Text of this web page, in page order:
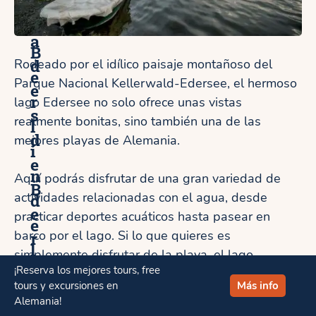
¡Reserva los mejores tours, free
tours y excursiones en
Alemania!
Más info
n
í
a
d
e
s
d
e
B
e
r
l
í
l
B
e
r
l
í
n
d
e
l
n
a
Rodeado por el idílico paisaje montañoso del
Parque Nacional Kellerwald-Edersee, el hermoso
lago Edersee no solo ofrece unas vistas
realmente bonitas, sino también una de las
mejores playas de Alemania.
Aquí podrás disfrutar de una gran variedad de
actividades relacionadas con el agua, desde
practicar deportes acuáticos hasta pasear en
barco por el lago. Si lo que quieres es
simplemente disfrutar de la playa, el lago
también te ofrece varias opciones realmente
interesantes.